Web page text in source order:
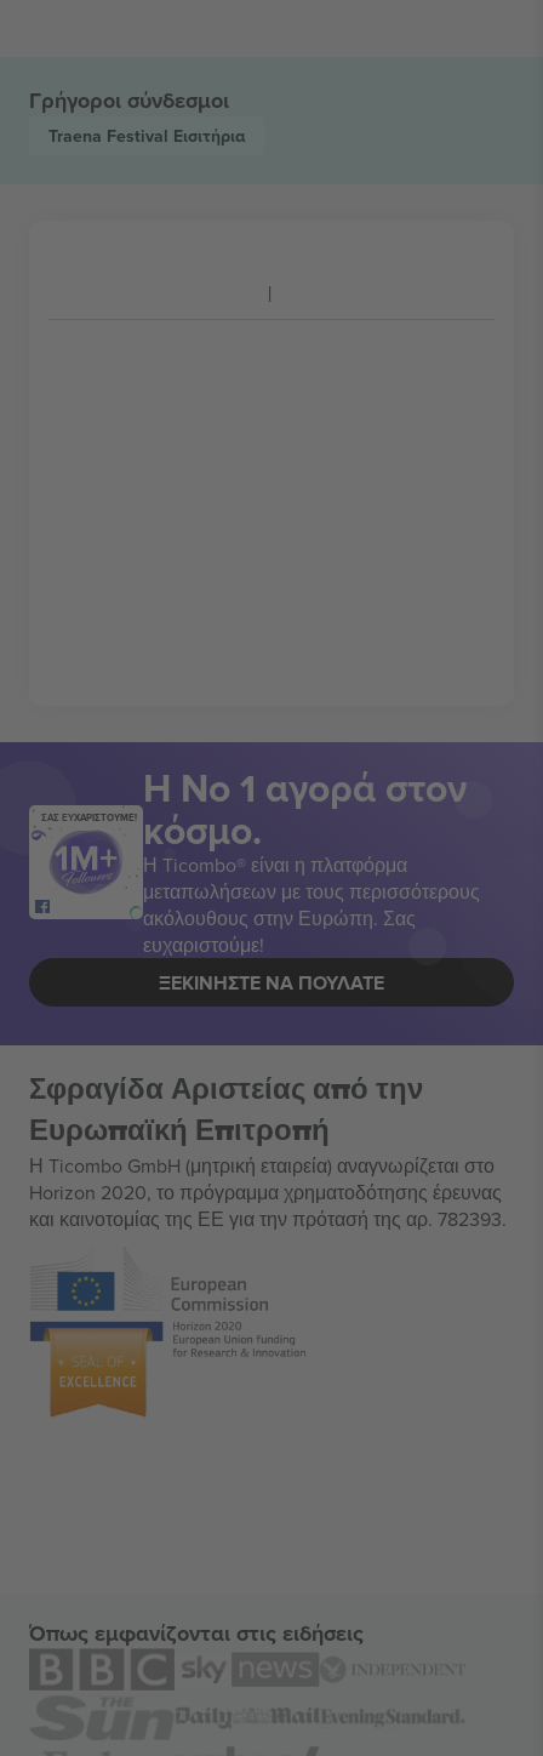
Γρήγοροι σύνδεσμοι
Traena Festival Εισιτήρια
ΣΑΣ ΕΥΧΑΡΙΣΤΟΥΜΕ!
Η Νο 1 αγορά στον
κόσμο.
Η Ticombo® είναι η πλατφόρμα
μεταπωλήσεων με τους περισσότερους
ακόλουθους στην Ευρώπη. Σας
ευχαριστούμε!
ΞΕΚΙΝΉΣΤΕ ΝΑ ΠΟΥΛΆΤΕ
Σφραγίδα Αριστείας από την
Ευρωπαϊκή Επιτροπή
Η Ticombo GmbH (μητρική εταιρεία) αναγνωρίζεται στο
Horizon 2020, το πρόγραμμα χρηματοδότησης έρευνας
και καινοτομίας της ΕΕ για την πρότασή της αρ. 782393.
Όπως εμφανίζονται στις ειδήσεις